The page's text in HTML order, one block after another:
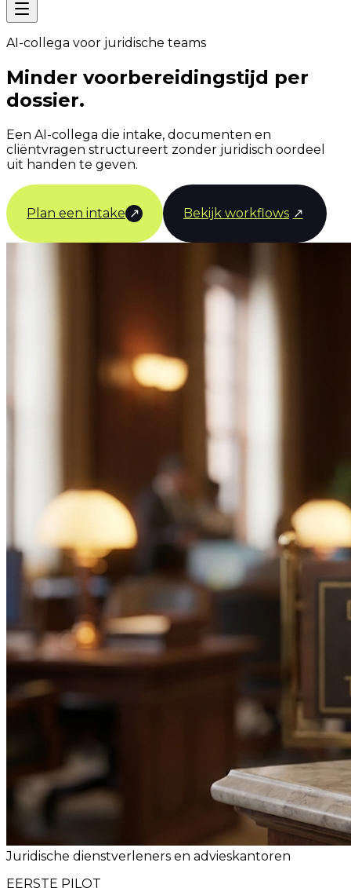
AI-collega voor juridische teams
Minder voorbereidingstijd per
dossier.
Een AI-collega die intake, documenten en
cliëntvragen structureert zonder juridisch oordeel
uit handen te geven.
Plan een intake ↗ Bekijk workflows ↗
Juridische dienstverleners en advieskantoren
EERSTE PILOT